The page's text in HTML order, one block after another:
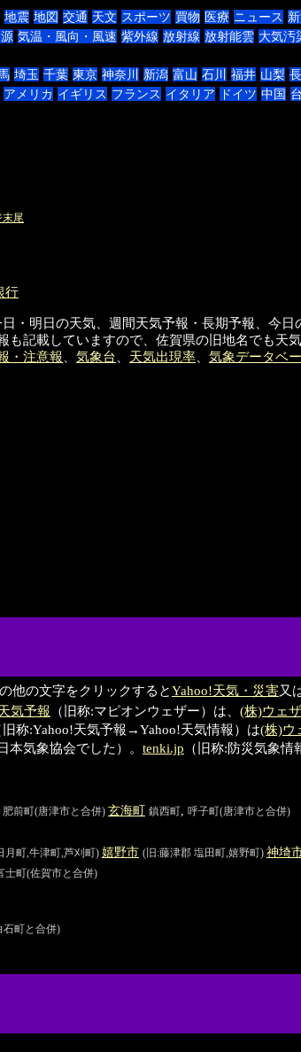
地震 地図 交通 天文 スポーツ 買物 医療 ニュース
気温・風向・風速 紫外線 放射線 放射能雲 大気汚
埼玉 千葉 東京 神奈川 新潟 富山 石川 福井 山梨
アメリカ イギリス フランス イタリア ドイツ 中国
末尾
行
日・明日の天気、週間天気予報・長期予報、
記載していますので、佐賀県の旧地名でも天気
・注意報、 気象台、 天気出現率、 気象データベ
他の文字をクリックするとYahoo!天気・災害又
気予報 （旧称:マピオンウェザー）は、 (株)ウェ
旧称:Yahoo!天気予報→Yahoo!天気情報）は(株)ウ
本気象協会でした）。 tenki.jp （旧称:防災気象情
肥前町(唐津市と合併) 玄海町 鎮西町 呼子町(唐津市と合併)
月町,牛津町,芦刈町) 嬉野市 (旧:藤津郡 塩田町,嬉野町) 神埼
士町(佐賀市と合併)
石町と合併)